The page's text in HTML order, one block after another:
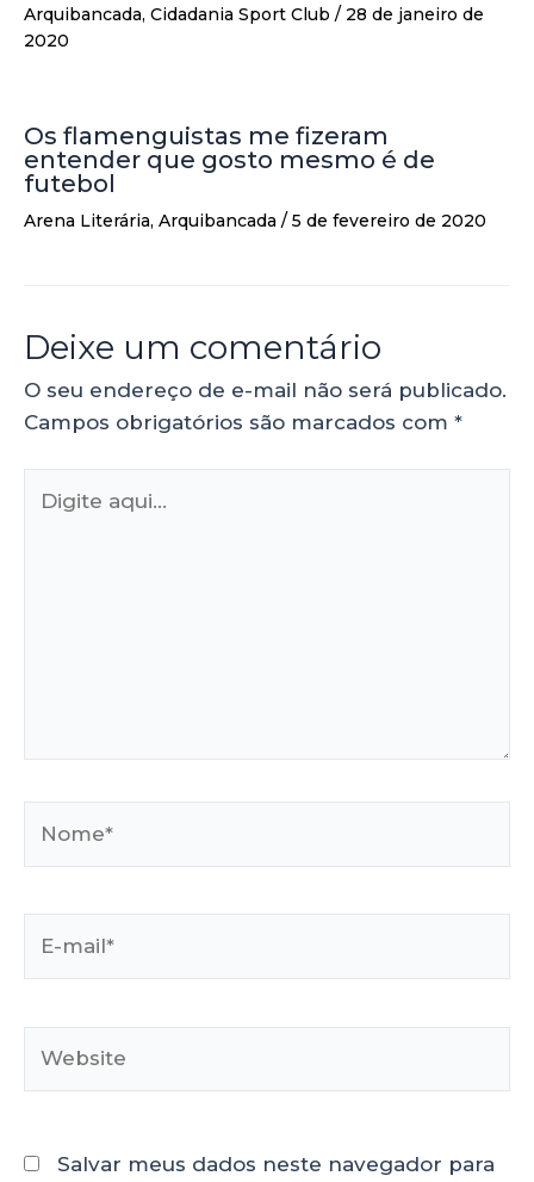
Arquibancada, Cidadania Sport Club / 28 de janeiro de
2020
Os flamenguistas me fizeram
entender que gosto mesmo é de
futebol
Arena Literária, Arquibancada / 5 de fevereiro de 2020
Deixe um comentário
O seu endereço de e-mail não será publicado.
Campos obrigatórios são marcados com *
Salvar meus dados neste navegador para